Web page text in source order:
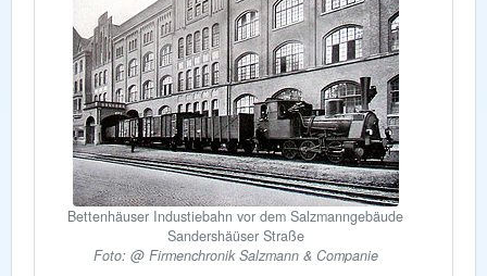
Bettenhäuser Industiebahn vor dem Salzmanngebäude
Sandershäüser Straße
Foto: @ Firmenchronik Salzmann & Companie